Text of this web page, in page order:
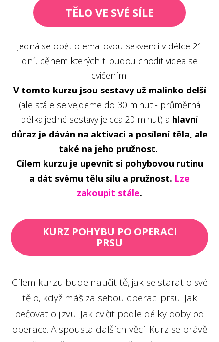
TĚLO VE SVÉ SÍLE
Jedná se opět o emailovou sekvenci v délce 21
dní, během kterých ti budou chodit videa se
cvičením.
V tomto kurzu jsou sestavy už malinko delší
(ale stále se vejdeme do 30 minut - průměrná
délka jedné sestavy je cca 20 minut) a hlavní
důraz je dáván na aktivaci a posílení těla, ale
také na jeho pružnost.
Cílem kurzu je upevnit si pohybovou rutinu
a dát svému tělu sílu a pružnost. Lze
zakoupit stále.
KURZ POHYBU PO OPERACI
PRSU
Cílem kurzu bude naučit tě, jak se starat o své
tělo, když máš za sebou operaci prsu. Jak
pečovat o jizvu. Jak cvičit podle délky doby od
operace. A spousta dalších věcí. Kurz se právě